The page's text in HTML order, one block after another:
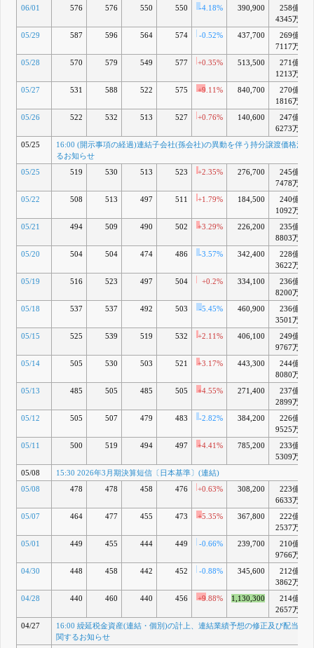
06/01 576 576 550 550 -4.18% 390,900
258億
4345万
05/29 587 596 564 574 -0.52% 437,700
269億
7117万
05/28 570 579 549 577 +0.35% 513,500
271億
1213万
05/27 531 588 522 575 +9.11% 840,700
270億
1816万
05/26 522 532 513 527 +0.76% 140,600
247億
6273万
05/25
16:00 (開示事項の経過)連結子会社(孫会社)の異動を伴う持分譲渡価格決定
るお知らせ
05/25
519 530 513 523 +2.35% 276,700
245億
7478万
05/22 508 513 497 511 +1.79% 184,500
240億
1092万
05/21 494 509 490 502 +3.29% 226,200
235億
8803万
05/20 504 504 474 486 -3.57% 342,400
228億
3622万
05/19 516 523 497 504 +0.2% 334,100
236億
8200万
05/18 537 537 492 503 -5.45% 460,900
236億
3501万
05/15 525 539 519 532 +2.11% 406,100
249億
9767万
05/14 505 530 503 521 +3.17% 443,300
244億
8080万
05/13 485 505 485 505 +4.55% 271,400
237億
2899万
05/12 505 507 479 483 -2.82% 384,200
226億
9525万
05/11 500 519 494 497 +4.41% 785,200
233億
5309万
05/08
15:30 2026年3月期決算短信〔日本基準〕(連結)
05/08
478 478 458 476 +0.63% 308,200
223億
6633万
05/07 464 477 455 473 +5.35% 367,800
222億
2537万
05/01 449 455 444 449 -0.66% 239,700
210億
9766万
04/30 448 458 442 452 -0.88% 345,600
212億
3862万
04/28
440 460 440 456 +9.88% 1,130,300
214億
2657万
04/27
16:00 繰延税金資産(連結・個別)の計上、連結業績予想の修正及び配当予
関するお知らせ